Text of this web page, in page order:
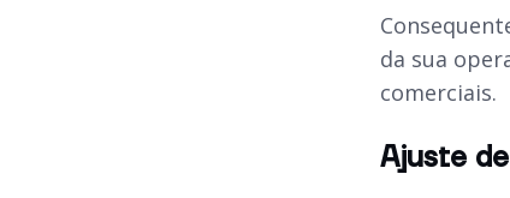
da sua
comerciais.
Ajuste